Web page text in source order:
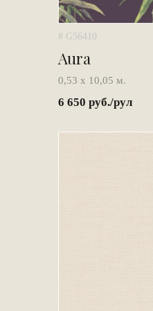
# G56410
Aura
0,53 х 10,05 м.
6 650 руб./рул